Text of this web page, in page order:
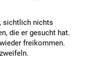
sichtlich nichts
die er gesucht hat.
freikommen.